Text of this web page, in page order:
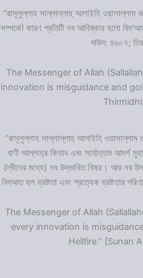
“রাসূলুল্লাহ সাল্লাল্লাহু আলাইহি ওয়াসাল্লাম
সম্পর্কে! কারণ প্রতিটি নব আবিষ্কার হলো
দাউদ: ৪৬০৭;
The Messenger of Allah
innovation is misguidance and
“রাসূলুল্লাহ সাল্লাল্লাহু আলাইহি
বাণী আল্লাহ্‌র কিতাব এবং সর্বোত্তম আদর্শ
(দ্বীনের মধ্যে) নব উদ্ভাবিত বিষয়। আর নব
বিদআত হল ভ্রষ্টতা এবং প্রত্যেক ভ্রষ্টতার
The Messenger of Allah
every innovation is
Hellfire.” [Sunan